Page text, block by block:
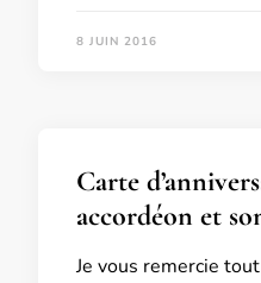
8 JUIN 2016
Carte
accordéon et
Je vous remercie